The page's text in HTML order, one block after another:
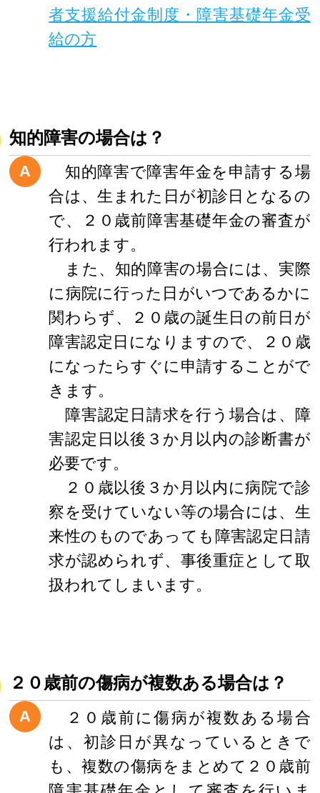
者支援給付金制度・障害基礎年金受
給の方
知的障害の場合は？
A
知的障害で障害年金を申請する場
合は、生まれた日が初診日となるの
で、２０歳前障害基礎年金の審査が
行われます。
また、知的障害の場合には、実際
に病院に行った日がいつであるかに
関わらず、２０歳の誕生日の前日が
障害認定日になりますので、２０歳
になったらすぐに申請することがで
きます。
障害認定日請求を行う場合は、障
害認定日以後３か月以内の診断書が
必要です。
２０歳以後３か月以内に病院で診
察を受けていない等の場合には、生
来性のものであっても障害認定日請
求が認められず、事後重症として取
扱われてしまいます。
２０歳前の傷病が複数ある場合は？
A
２０歳前に傷病が複数ある場合
は、初診日が異なっているときで
も、複数の傷病をまとめて２０歳前